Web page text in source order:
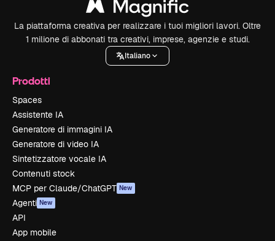
La piattaforma creativa per realizzare i tuoi migliori lavori. Oltre
1 milione di abbonati tra creativi, imprese, agenzie e studi.
Italiano
Prodotti
Spaces
Assistente IA
Generatore di immagini IA
Generatore di video IA
Sintetizzatore vocale IA
Contenuti stock
MCP per Claude/ChatGPT New
Agenti New
API
App mobile